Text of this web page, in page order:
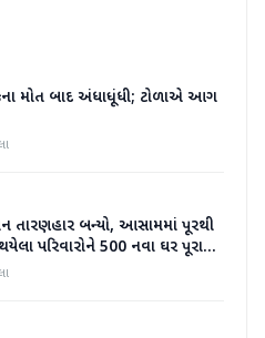
મોત બાદ અંધાધૂંધી; ટોળાએ આગ
તારણહાર બન્યો, આસામમાં પૂરથી
પરિવારોને 500 નવા ઘર પૂરા